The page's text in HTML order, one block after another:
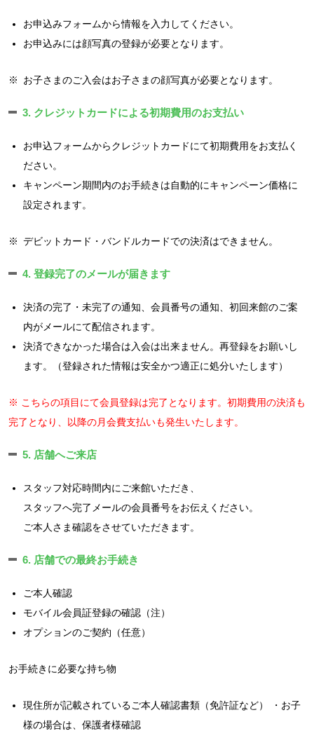
お申込みフォームから情報を入力してください。
お申込みには顔写真の登録が必要となります。
※ お子さまのご入会はお子さまの顔写真が必要となります。
3. クレジットカードによる初期費用のお支払い
お申込フォームからクレジットカードにて初期費用をお支払く
ださい。
キャンペーン期間内のお手続きは自動的にキャンペーン価格に
設定されます。
※ デビットカード・バンドルカードでの決済はできません。
4. 登録完了のメールが届きます
決済の完了・未完了の通知、会員番号の通知、初回来館のご案
内がメールにて配信されます。
決済できなかった場合は入会は出来ません。再登録をお願いし
ます。（登録された情報は安全かつ適正に処分いたします）
※ こちらの項目にて会員登録は完了となります。初期費用の決済も
完了となり、以降の月会費支払いも発生いたします。
5. 店舗へご来店
スタッフ対応時間内にご来館いただき、
スタッフへ完了メールの会員番号をお伝えください。
ご本人さま確認をさせていただきます。
6. 店舗での最終お手続き
ご本人確認
モバイル会員証登録の確認（注）
オプションのご契約（任意）
お手続きに必要な持ち物
現住所が記載されているご本人確認書類（免許証など） ・お子
様の場合は、保護者様確認